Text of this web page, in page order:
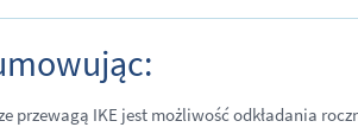
przewagą IKE jest możliwość odkładania